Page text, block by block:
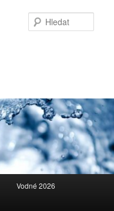
Vodné 2026